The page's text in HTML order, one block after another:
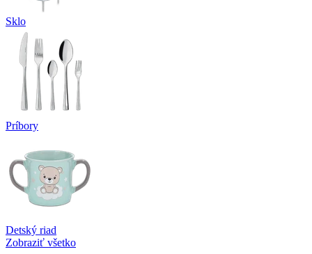
Sklo
Príbory
Detský riad
Zobraziť všetko